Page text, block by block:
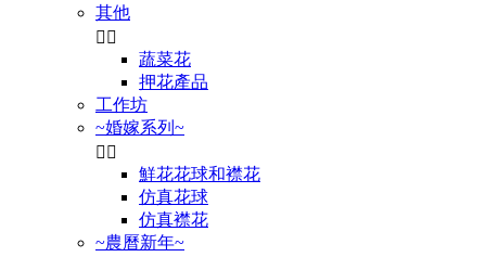
其他
 
蔬菜花
押花產品
工作坊
~婚嫁系列~
 
鮮花花球和襟花
仿真花球
仿真襟花
~農曆新年~